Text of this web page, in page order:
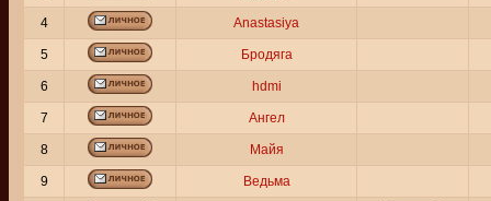
4 Anastasiya
5 Бродяга
6 hdmi
7 Ангел
8 Майя
9 Ведьма